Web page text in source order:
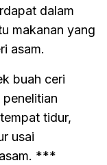
dalam
makanan yang
asam.
buah ceri
tidur,
usai
***